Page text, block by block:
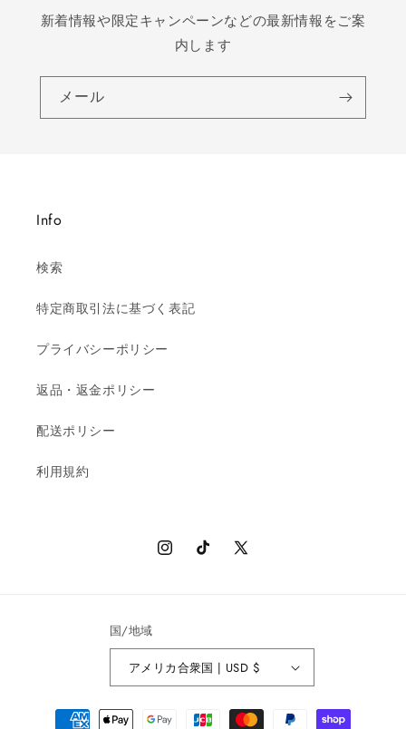
新着情報や限定キャンペーンなどの最新情報をご案
内します
メール
Info
検索
特定商取引法に基づく表記
プライバシーポリシー
返品・返金ポリシー
配送ポリシー
利用規約
InstagramTikTok
X
国/地域
アメリカ合衆国 | USD $